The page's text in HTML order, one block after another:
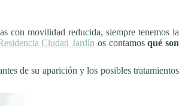
con movilidad reducida, siempre tenemos la
Ciudad Jardín os contamosqué son
de su aparición y los posibles tratamientos